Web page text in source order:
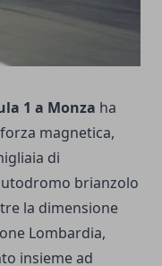
1 a Monza ha
magnetica,
di
brianzolo
la dimensione
Lombardia,
insieme ad